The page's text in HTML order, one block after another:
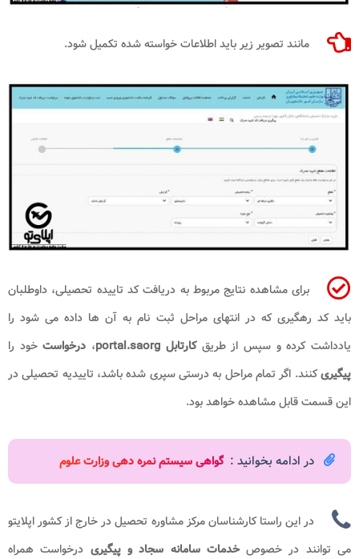
مانند تصویر زیر باید اطلاعات خواسته شده تکمیل شود.
برای مشاهده نتایج مربوط به دریافت کد تاییده تحصیلی، داوطلبان
باید کد رهگیری که در انتهای مراحل ثبت نام به آن ها داده می شود را
یادداشت کرده و سپس از طریقکارتابل portal.saorg​، درخواستخود را
پیگیریکنند. اگر تمام مراحل به درستی سپری شده باشد، تاییدیه تحصیلی در
این قسمت قابل مشاهده خواهد بود.
در ادامه بخوانید : گواهی سیستم نمره دهی وزارت علوم
در این راستا کارشناسان مرکز مشاوره تحصیل در خارج از کشور اپلایتو
می توانند در خصوصخدمات سامانه سجاد و پیگیری درخواستهمراه